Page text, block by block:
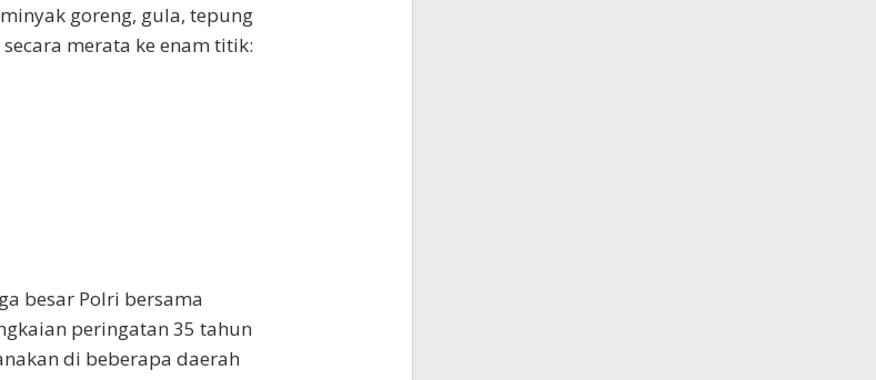
goreng, gula, tepung
merata ke enam titik:
besar Polri bersama
peringatan 35 tahun
di beberapa daerah